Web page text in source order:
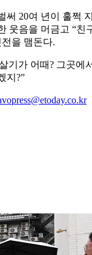
써 20여 년이 훌쩍
웃음을 머금고 “친
을 맴돈다.
기가 어때? 그곳에
지?”